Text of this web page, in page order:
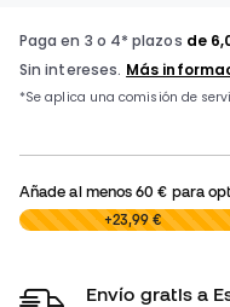
Añade al menos60 € para
0,00 € +23,99 €
Envío gratis a